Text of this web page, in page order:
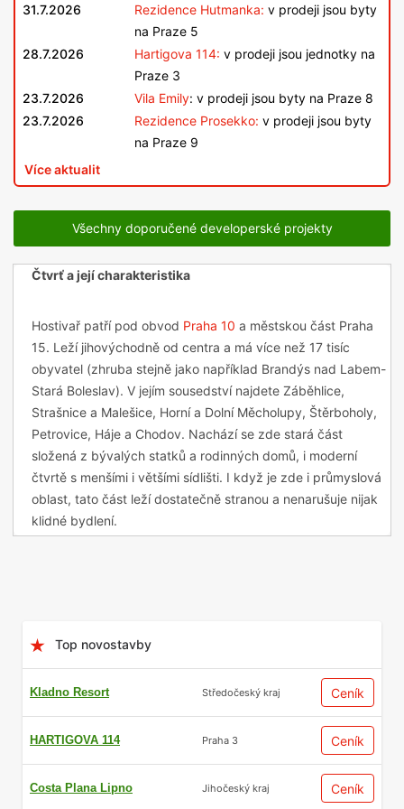
31.7.2026 Rezidence Hutmanka: v prodeji jsou byty
na Praze 5
28.7.2026
Hartigova 114: v prodeji jsou jednotky na
Praze 3
23.7.2026
Vila Emily: v prodeji jsou byty na Praze 8
23.7.2026
Rezidence Prosekko: v prodeji jsou byty
na Praze 9
Více aktualit
Všechny doporučené developerské projekty
Čtvrť a její charakteristika
Hostivař patří pod obvod Praha 10 a městskou část Praha
15. Leží jihovýchodně od centra a má více než 17 tisíc
obyvatel (zhruba stejně jako například Brandýs nad Labem-
Stará Boleslav). V jejím sousedství najdete Záběhlice,
Strašnice a Malešice, Horní a Dolní Měcholupy, Štěrboholy,
Petrovice, Háje a Chodov. Nachází se zde stará část
složená z bývalých statků a rodinných domů, i moderní
čtvrtě s menšími i většími sídlišti. I když je zde i průmyslová
oblast, tato část leží dostatečně stranou a nenarušuje nijak
klidné bydlení.
Hostivaře, která stojí za procházku. Upoutá především farní
kostel Stětí Jana Křtitele, jehož jádro pochází zřejmě už z 11.
století. Okolní ulice byly v období po roce 2000
zrekonstruovány, aby více vynikl jejich historický ráz, který
podtrhují například historizující lampy. Zdejší statky si
vysloužily zápis do seznamu kulturních památek ČR. Výšlap
s příjemným výhledem zajistí i cesta na hradiště Šance
nacházející se nad zdejší přehradou. Pochází z období
Top novostavby
Kladno Resort Středočeský kraj Ceník
HARTIGOVA 114 Praha 3 Ceník
Costa Plana Lipno Jihočeský kraj Ceník